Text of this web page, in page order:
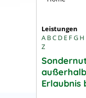
Leistungen
A BC D E FG H
Z
Erlaubnis